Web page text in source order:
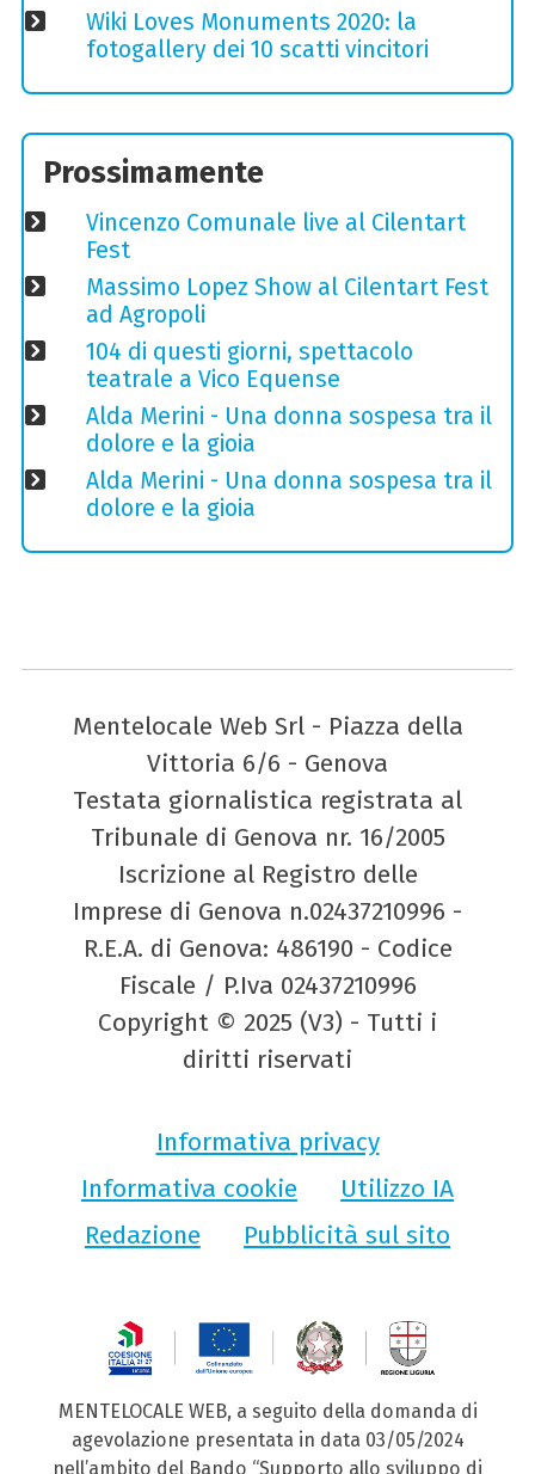
Wiki Loves Monuments 2020: la
fotogallery dei 10 scatti vincitori
Prossimamente
Vincenzo Comunale live al Cilentart
Fest
Massimo Lopez Show al Cilentart Fest
ad Agropoli
104 di questi giorni, spettacolo
teatrale a Vico Equense
Alda Merini - Una donna sospesa tra il
dolore e la gioia
Alda Merini - Una donna sospesa tra il
dolore e la gioia
Mentelocale Web Srl - Piazza della
Vittoria 6/6 - Genova
Testata giornalistica registrata al
Tribunale di Genova nr. 16/2005
Iscrizione al Registro delle
Imprese di Genova n.02437210996 -
R.E.A. di Genova: 486190 - Codice
Fiscale / P.Iva 02437210996
Copyright © 2025 (V3) - Tutti i
diritti riservati
Informativa privacy
Informativa cookie
Utilizzo IA
Redazione
Pubblicità sul sito
MENTELOCALE WEB, a seguito della domanda di
agevolazione presentata in data 03/05/2024
nell’ambito del Bando “Supporto allo sviluppo di